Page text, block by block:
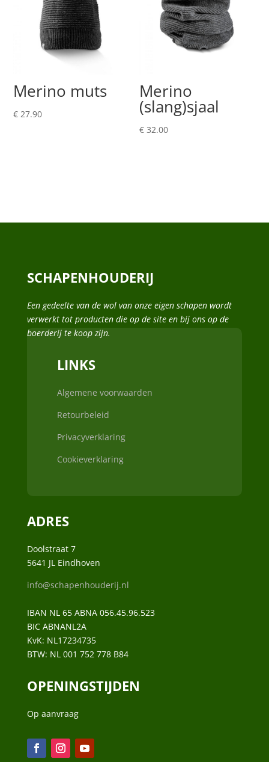
Merino muts
€ 27.90
Merino
(slang)sjaal
€ 32.00
SCHAPENHOUDERIJ
Een gedeelte van de wol van onze eigen schapen wordt
verwerkt tot producten die op de site en bij ons op de
boerderij te koop zijn.
LINKS
Algemene voorwaarden
Retourbeleid
Privacyverklaring
Cookieverklaring
ADRES
Doolstraat 7
5641 JL Eindhoven
info@schapenhouderij.nl
IBAN NL 65 ABNA 056.45.96.523
BIC ABNANL2A
KvK: NL17234735
BTW: NL 001 752 778 B84
OPENINGSTIJDEN
Op aanvraag